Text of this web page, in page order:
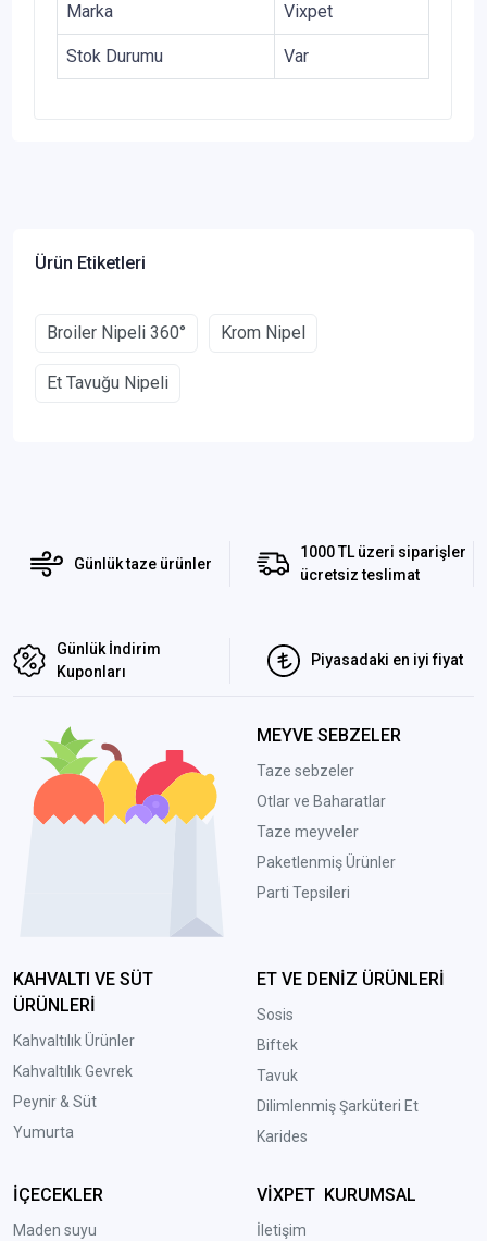
Marka Vixpet
Stok Durumu Var
Ürün Etiketleri
Broiler Nipeli 360° Krom Nipel
Et Tavuğu Nipeli
Günlük taze ürünler
1000 TL üzeri siparişler
ücretsiz teslimat
Günlük İndirim
Kuponları
Piyasadaki en iyi fiyat
MEYVE SEBZELER
Taze sebzeler
Otlar ve Baharatlar
Taze meyveler
Paketlenmiş Ürünler
Parti Tepsileri
KAHVALTI VE SÜT
ÜRÜNLERİ
Kahvaltılık Ürünler
Kahvaltılık Gevrek
Peynir & Süt
Yumurta
ET VE DENİZ ÜRÜNLERİ
Sosis
Biftek
Tavuk
Dilimlenmiş Şarküteri Et
Karides
İÇECEKLER
Maden suyu
VİXPET KURUMSAL
İletişim